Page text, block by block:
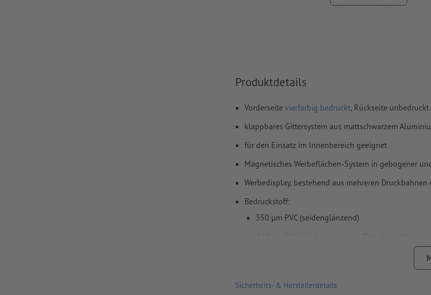
Rechtschreib- und Satzfehlerwerden von uns nicht
Produktdetails
Vorderseite vierfarbig bedruckt, Rückseite
klappbares Gittersystem aus mattschwarzem
für den Einsatz im Innenbereich geeignet
Magnetisches Werbeflächen-System in gebogener
Werbedisplay, bestehend aus mehreren
Bedruckstoff:
350 µm PVC (seidenglänzend)
im Lieferumfang enthalten: Transport-Trolley mit
Sicherheits- & Herstellerdetails